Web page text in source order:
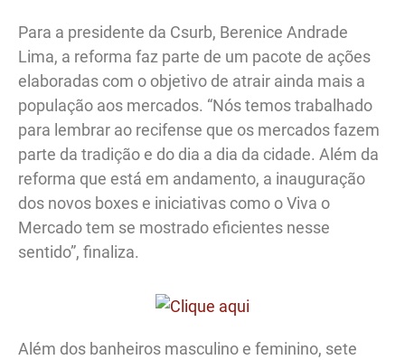
Para a presidente da Csurb, Berenice Andrade
Lima, a reforma faz parte de um pacote de ações
elaboradas com o objetivo de atrair ainda mais a
população aos mercados. “Nós temos trabalhado
para lembrar ao recifense que os mercados fazem
parte da tradição e do dia a dia da cidade. Além da
reforma que está em andamento, a inauguração
dos novos boxes e iniciativas como o Viva o
Mercado tem se mostrado eficientes nesse
sentido”, finaliza.
Além dos banheiros masculino e feminino, sete